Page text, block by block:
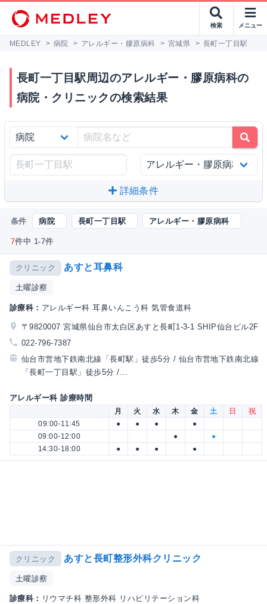
検索 メニュー
MEDLEY > 病院 > アレルギー・膠原病科 > 宮城県 > 長町一丁目駅
長町一丁目駅周辺のアレルギー・膠原病科の
病院・クリニックの検索結果
詳細条件
条件 病院 長町一丁目駅 アレルギー・膠原病科
7件中 1-7件
クリニック あすと耳鼻科
土曜診察
診療科： アレルギー科 耳鼻いんこう科 気管食道科
〒9820007 宮城県仙台市太白区あすと長町1-3-1 SHIP仙台ビル2F
022-796-7387
仙台市営地下鉄南北線「長町駅」徒歩5分 / 仙台市営地下鉄南北線
「長町一丁目駅」徒歩5分 /...
アレルギー科 診療時間
月 火 水 木 金 土 日
祝
09:00-11:45
● ● ●
●
09:00-12:00
●
●
14:30-18:00
● ● ● ●
クリニック あすと長町整形外科クリニック
土曜診察
診療科： リウマチ科 整形外科 リハビリテーション科